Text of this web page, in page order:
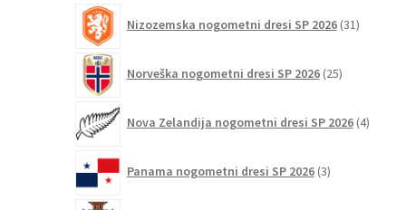
Nizozemska nogometni dresi SP 2026 31izdelkov
Norveška nogometni dresi SP 2026 25izdelkov
Nova Zelandija nogometni dresi SP 2026 4izdelki
Panama nogometni dresi SP 2026 3izdelki